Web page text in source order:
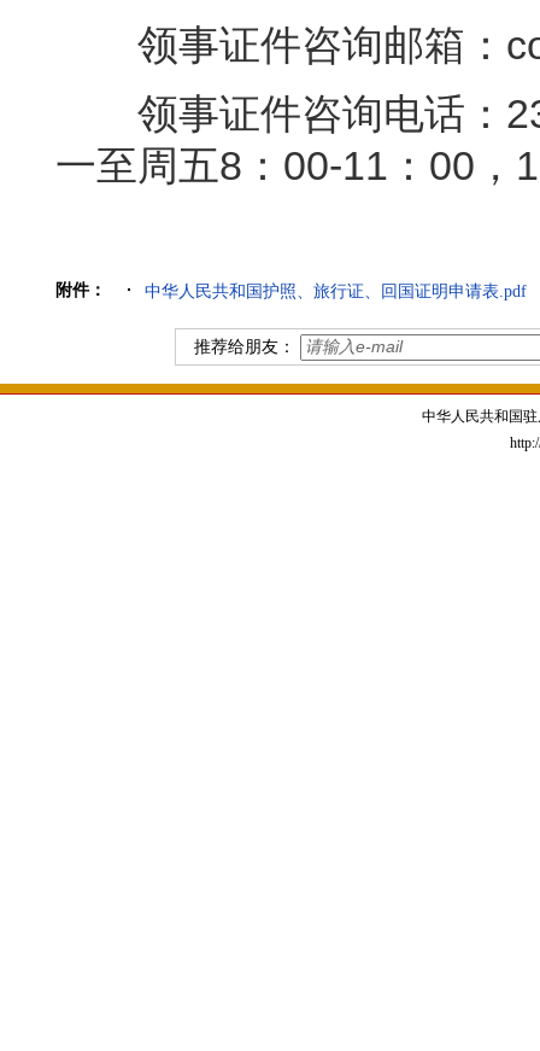
领事证件咨询邮箱：
领事证件咨询电话：
一至周五8：00-11：00，
附件： 中华人民共和国护照、旅行证、回国证明申请表.pdf
推荐给朋友：
中华人民共和国